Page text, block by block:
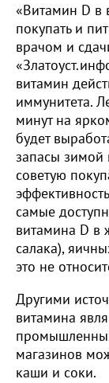
«Витамин D в
покупать и
врачом и
витамин
иммунитета.
минут на
будет
запасы зимой
советую
самые
витамина D в
салака),
это не
Другими
витамина
магазинов
каши и соки.